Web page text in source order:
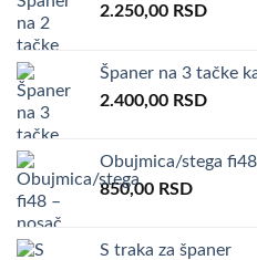
2.250,00 RSD
Španer na 3 tačke
2.400,00 RSD
Obujmica/stega
850,00 RSD
S traka za španer